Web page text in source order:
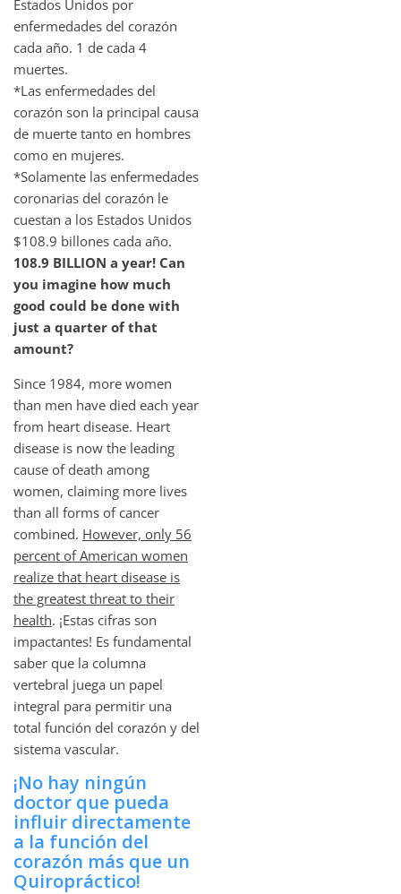
Estados Unidos por
enfermedades del corazón
cada año. 1 de cada 4
muertes.
*Las enfermedades del
corazón son la principal causa
de muerte tanto en hombres
como en mujeres.
*Solamente las enfermedades
coronarias del corazón le
cuestan a los Estados Unidos
$108.9 billones cada año.
108.9 BILLION a year! Can
you imagine how much
good could be done with
just a quarter of that
amount?
Since 1984, more women
than men have died each year
from heart disease. Heart
disease is now the leading
cause of death among
women, claiming more lives
than all forms of cancer
combined. However, only 56
percent of American women
realize that heart disease is
the greatest threat to their
health. ¡Estas cifras son
impactantes! Es fundamental
saber que la columna
vertebral juega un papel
integral para permitir una
total función del corazón y del
sistema vascular.
¡No hay ningún
doctor que pueda
influir directamente
a la función del
corazón más que un
Quiropráctico!